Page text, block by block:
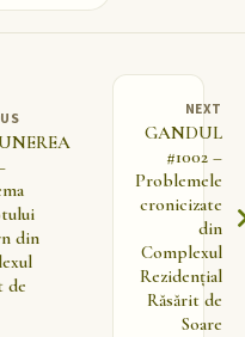
din
de
NEXT
GANDUL
#1002 –
Problemele
cronicizate
din
Complexul
Rezidențial
Răsărit de
Soare